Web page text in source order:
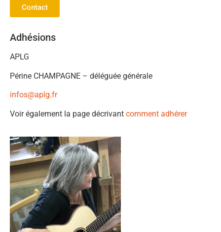
Contact
Adhésions
APLG
Périne CHAMPAGNE – déléguée générale
infos@aplg.fr
Voir également la page décrivant comment adhérer